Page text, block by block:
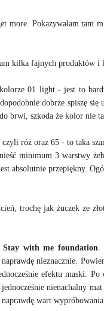
more. Pokazywałam tam
kilka fajnych produktów i
01 light - jest to
dobrze spiszę się
brwi, szkoda że kolor nie
róż oraz 65 - to taka
minimum 3 warstwy
przepiękny.
trochę jak żuczek ze
Stay with me foundation
nieznacznie.
efektu maski. Po
nienachalny
wart wypróbowania.